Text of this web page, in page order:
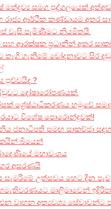
සමග පුද්ගලයෙක්
ආර්ථික කණ්ඩායම අතර
වැසි පැමිණීමට නියමිතයි.
ආරක්ෂක ප්‍රධානීන් අතර
ගැනීමේ චෝදනාවට සිර
පුච්චයිද ?
දෝෂාරෝපණයක්.
ශ්‍රේෂ්ඨාධිකරණය හමුවේ
විශේෂ පොරොන්දුවක්!
ජනාධිපති සමඟ සාකච්ඡා
බියෙන්
මහාවංශය
අසරණයි
සැමරිමේ උත්සවය හෙට දින
මාලිමාවෙන්
වාහන අත්‍යවශ්‍ය